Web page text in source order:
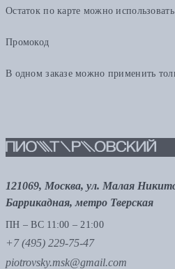
Остаток по карте можно
Промокод
В одном заказе можно применить
121069, Москва, ул. Малая
Баррикадная, метро Тверская
ПН – ВС 11:00 – 21:00
+7 (495) 229-75-47
piotrovsky.msk@gmail.com